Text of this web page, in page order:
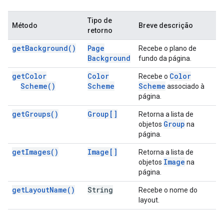
Método
Tipo de
retorno
Breve descrição
getBackground( )
Page
Background
Recebe o plano de
fundo da página.
getColor
Scheme( )
Color
Scheme
Recebe o Color
Scheme associado à
página.
getGroups( ) Group[]
Retorna a lista de
objetos Group na
página.
getImages( ) Image[]
Retorna a lista de
objetos Image na
página.
getLayoutName( ) String
Recebe o nome do
layout.